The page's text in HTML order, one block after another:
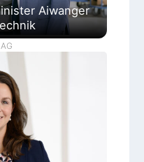
Aiwanger